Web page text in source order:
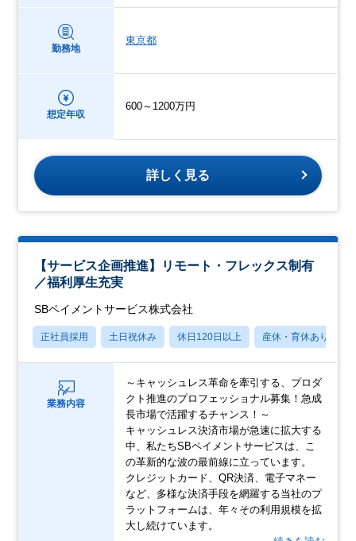
勤務地
東京都
想定年収
600～1200万円
詳しく見る
【サービス企画推進】リモート・フレックス制有
／福利厚生充実
SBペイメントサービス株式会社
正社員採用 土日祝休み 休日120日以上 産休・育休あり
業務内容
～キャッシュレス革命を牽引する、プロダ
クト推進のプロフェッショナル募集！急成
長市場で活躍するチャンス！～
キャッシュレス決済市場が急速に拡大する
中、私たちSBペイメントサービスは、こ
の革新的な波の最前線に立っています。
クレジットカード、QR決済、電子マネー
など、多様な決済手段を網羅する当社のプ
ラットフォームは、年々その利用規模を拡
大し続けています。